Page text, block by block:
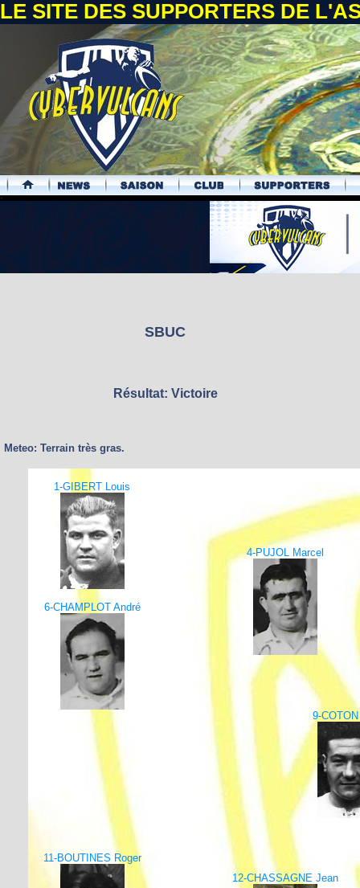
LE SITE DES SUPPORTERS DE
.
SBUC
Résultat: Victoire
Meteo: Terrain très gras.
1-GIBERT Louis
4-PUJOL Marcel
6-CHAMPLOT André
9-
11-BOUTINES Roger
12-CHASSAGNE Jean